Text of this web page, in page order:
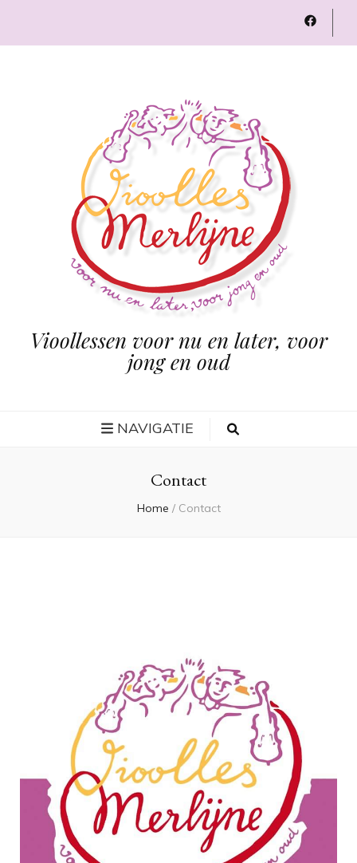
Vioollessen voor nu en later, voor
jong en oud
NAVIGATIE
Contact
Home / Contact